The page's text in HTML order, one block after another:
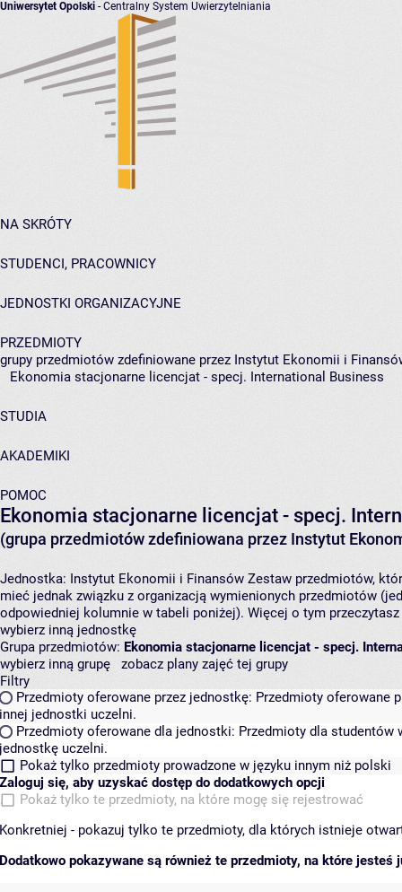
Uniwersytet Opolski - Centralny System Uwierzytelniania
NA SKRÓTY
STUDENCI, PRACOWNICY
JEDNOSTKI ORGANIZACYJNE
PRZEDMIOTY
grupy przedmiotów zdefiniowane przez Instytut Ekonomii i
Ekonomia stacjonarne licencjat - specj. International Business
STUDIA
AKADEMIKI
POMOC
Ekonomia stacjonarne licencjat - specj.
(grupa przedmiotów zdefiniowana przez Instytut
Jednostka: Instytut Ekonomii i Finansów Zestaw przedmiotów,
mieć jednak związku z organizacją wymienionych przedmiotów
odpowiedniej kolumnie w tabeli poniżej). Więcej o tym
wybierz inną jednostkę
Grupa przedmiotów: Ekonomia stacjonarne licencjat - specj.
wybierz inną grupę
zobacz plany zajęć tej grupy
Filtry
Przedmioty oferowane przez jednostkę: Przedmioty oferowane
innej jednostki uczelni.
Przedmioty oferowane dla jednostki: Przedmioty dla studentów
jednostkę uczelni.
Pokaż tylko przedmioty prowadzone w języku innym niż polski
Zaloguj się, aby uzyskać dostęp do dodatkowych opcji
Pokaż tylko te przedmioty, na które mogę się rejestrować
Konkretniej - pokazuj tylko te przedmioty, dla których istnieje
Dodatkowo pokazywane są również te przedmioty, na które jesteś